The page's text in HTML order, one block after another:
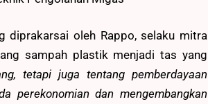
diprakarsai oleh Rappo, selaku mitra
sampah plastik menjadi tas yang
tetapi juga tentang pemberdayaan
perekonomian dan mengembangkan